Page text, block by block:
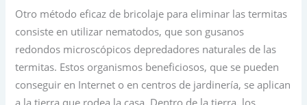
Otro método eficaz de bricolaje para eliminar las termitas
consiste en utilizar nematodos, que son gusanos
redondos microscópicos depredadores naturales de las
termitas. Estos organismos beneficiosos, que se pueden
conseguir en Internet o en centros de jardinería, se aplican
a la tierra que rodea la casa. Dentro de la tierra, los